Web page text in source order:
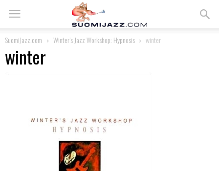
SuomiJazz.com Winter’s Jazz Workshop: Hypnosis winter
winter